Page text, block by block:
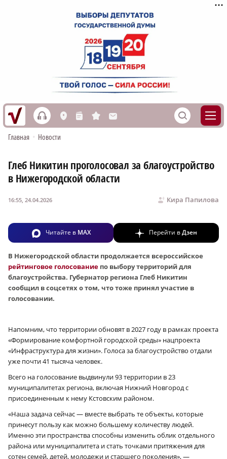
h L n s M S
Главная • Новости
Глеб Никитин проголосовал за благоустройство
в Нижегородской области
Кира Папилова
16:55, 24.04.2026
Читайте в MAX Перейти вДзен
В Нижегородской области продолжается всероссийское
рейтинговое голосование по выбору территорий для
благоустройства. Губернатор региона Глеб Никитин
сообщил в соцсетях о том, что тоже принял участие в
голосовании.
Напомним, что территории обновят в 2027 году в рамках проекта
«Формирование комфортной городской среды» нацпроекта
«Инфраструктура для жизни». Голоса за благоустройство отдали
уже почти 41 тысяча человек.
Всего на голосование выдвинули 93 территории в 23
муниципалитетах региона, включая Нижний Новгород с
присоединенным к нему Кстовским районом.
«Наша задача сейчас — вместе выбрать те объекты, которые
принесут пользу как можно большему количеству людей.
Именно эти пространства способны изменить облик отдельного
района или муниципалитета и стать точками притяжения для
сотен семей, детей, молодежи и старшего поколения», —